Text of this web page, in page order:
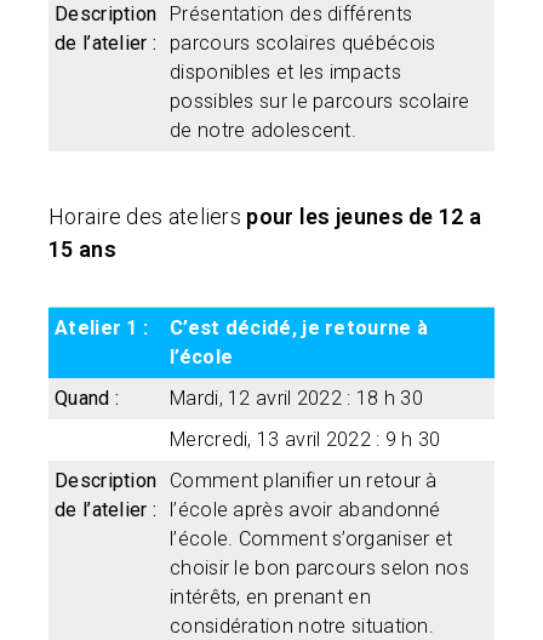
Description
de l’atelier :
Présentation des différents
parcours scolaires québécois
disponibles et les impacts
possibles sur le parcours scolaire
de notre adolescent.
Horaire des ateliers pour les jeunes de 12 a
15 ans
Atelier 1 :
C’est décidé, je retourne à
l’école
Quand :
Mardi, 12 avril 2022 : 18 h 30
Mercredi, 13 avril 2022 : 9 h 30
Description
de l’atelier :
Comment planifier un retour à
l’école après avoir abandonné
l’école. Comment s’organiser et
choisir le bon parcours selon nos
intérêts, en prenant en
considération notre situation.